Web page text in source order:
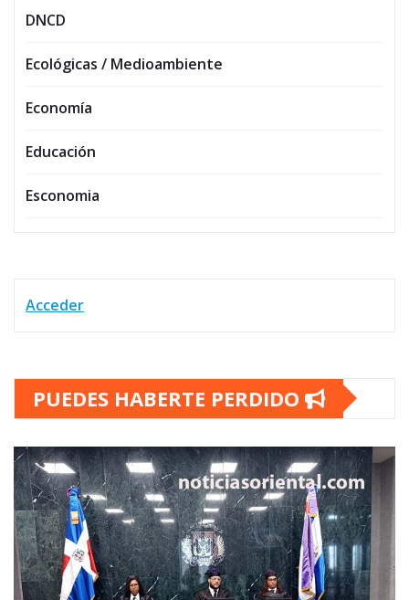
DNCD
Ecológicas / Medioambiente
Economía
Educación
Esconomia
Acceder
PUEDES HABERTE PERDIDO